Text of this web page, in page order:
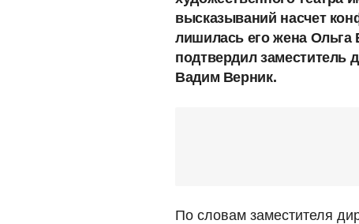
высказываний насчет
лишилась его жена
подтвердил заместитель
Вадим Верник.
По словам заместителя